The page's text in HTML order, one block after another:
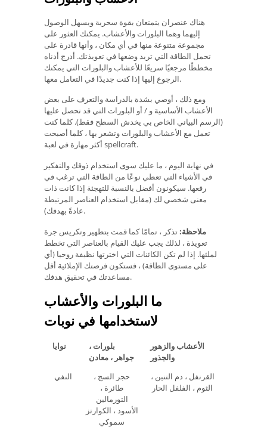
هناك عنصران يتمتعان بقوة سحرية ويسهل الوصول
إليهما وهما البلورات والأعشاب. يمكنك العثور على
مجموعة متنوعة منها في أي مكان ، وأنها قادرة على
تحمل الطاقة التي تريد وضعها في تعويذتك. أدرج أدناه
مخططًا مرجعيًا سريعًا للأعشاب والبلورات التي يمكنك
الرجوع إليها إذا كنت جديدًا في التعامل معها.
ومع ذلك ، أوصي بشدة بالدراسة والتعرف على بعض
الأعشاب الأساسية و / أو البلورات التي قد تحصل عليها
(الرسم البياني الخاص بي يخدش السطح فقط). كلما كنت
تعمل مع الأعشاب والبلورات وتشعر بها ، كلما أصبحت
أكثر مهارة في لعبة spellcraft.
في نهاية اليوم ، ما عليك سوى استخدام ذوقك والتفكير
في الأشياء التي تعطي نوعًا من الطاقة التي ترغب في
رفعها. سيكونون أفضل بالنسبة للتهجئة إذا كانت ذات
معنى شخصي لك (مقابل استخدام العناصر المرتبطة
عادةً بهدفك).
ملاحظة:تذكر ، تمامًا كما قمت بتطهير وتكريس جرة
تعويذة ، لذلك يجب عليك القيام بالعناصر التي تخطط
لملئها. إذا لم تكن الكائنات التي اخترتها نظيفة روحيا (أي
على مستوى الطاقة) ، فستكون فرصتك الإملائية أقل
مساعدتك في تحقيق هدفك.
ما البلورات والأعشاب
لاستخدامها في نوبات
نوايا
بلورات ،
جواهر ، معادن
الأعشاب والزهور
والجذور
النفي
حجر السج ،
طائرة ،
التورمالين
الأسود ، الكوارتز
سموكي
القرنفل ، دم التنين ،
الثوم ، الفلفل الحار